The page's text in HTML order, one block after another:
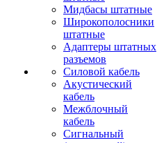
Мидбасы штатные
Широкополосники
штатные
Адаптеры штатных
разъемов
Силовой кабель
Акустический
кабель
Межблочный
кабель
Сигнальный